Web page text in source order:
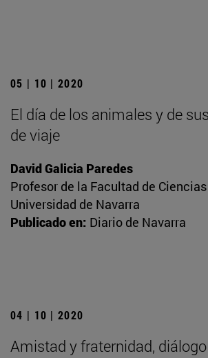
05 | 10 | 2020
El día de los animales y de
de viaje
David Galicia Paredes
Profesor de la Facultad de
Universidad de Navarra
Publicado en: Diario de Navarra
04 | 10 | 2020
Amistad y fraternidad,